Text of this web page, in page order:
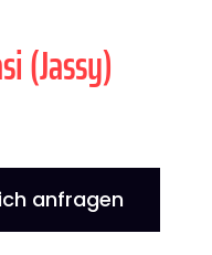
(Jassy)
anfragen